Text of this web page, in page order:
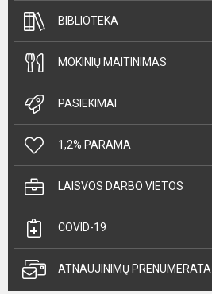
BIBLIOTEKA
MOKINIŲ MAITINIMAS
PASIEKIMAI
1,2% PARAMA
LAISVOS DARBO VIETOS
COVID-19
ATNAUJINIMŲ PRENUMERATA